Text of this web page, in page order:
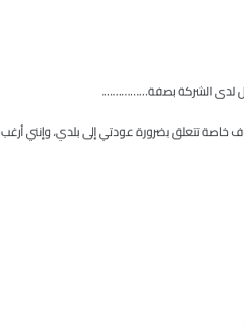
لدى الشركة بصفة…………….
تتعلق بضرورة عودتي إلى بلدي، وإنني أرغب